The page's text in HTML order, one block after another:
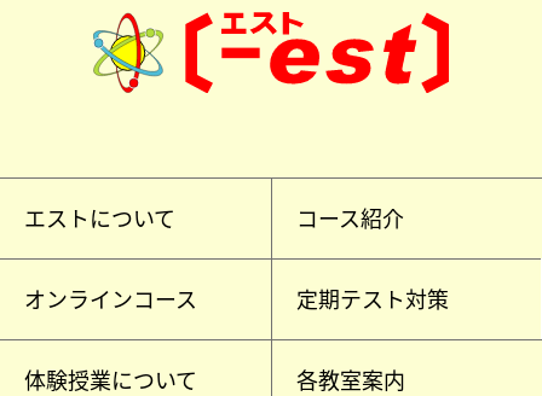
エストについて コース紹介
オンラインコース 定期テスト対策
体験授業について 各教室案内